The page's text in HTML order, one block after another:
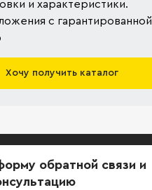
и характеристики.
с гарантированной
Хочу получить каталог
обратной связи и